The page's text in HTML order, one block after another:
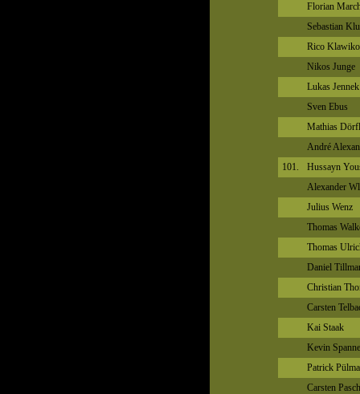
Florian
Sebastian
Rico
Nikos Junge
Lukas Jennek
Sven Ebus
Mathias
André
101.
Hussayn
Alexander
Julius Wenz
Thomas
Thomas
Daniel
Christian
Carsten
Kai Staak
Kevin
Patrick
Carsten